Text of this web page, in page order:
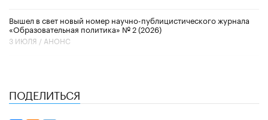
Вышел в свет новый номер научно-публицистического журнала
«Образовательная политика» № 2 (2026)
3 ИЮЛЯ / АНОНС
ПОДЕЛИТЬСЯ